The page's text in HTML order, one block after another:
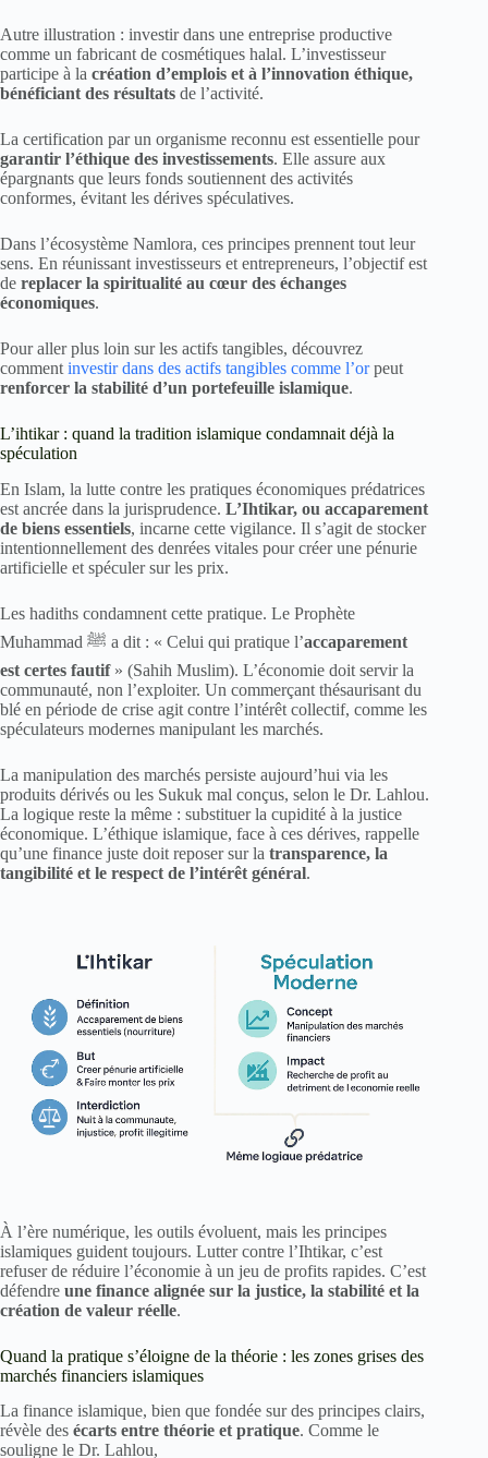
Autre illustration : investir dans une entreprise productive
comme un fabricant de cosmétiques halal. L’investisseur
participe à la création d’emplois et à l’innovation éthique,
bénéficiant des résultats de l’activité.
La certification par un organisme reconnu est essentielle pour
garantir l’éthique des investissements. Elle assure aux
épargnants que leurs fonds soutiennent des activités
conformes, évitant les dérives spéculatives.
Dans l’écosystème Namlora, ces principes prennent tout leur
sens. En réunissant investisseurs et entrepreneurs, l’objectif est
de replacer la spiritualité au cœur des échanges
économiques.
Pour aller plus loin sur les actifs tangibles, découvrez
comment investir dans des actifs tangibles comme l’orpeut
renforcer la stabilité d’un portefeuille islamique.
L’ihtikar : quand la tradition islamique condamnait déjà la
spéculation
En Islam, la lutte contre les pratiques économiques prédatrices
est ancrée dans la jurisprudence. L’Ihtikar, ou accaparement
de biens essentiels, incarne cette vigilance. Il s’agit de stocker
intentionnellement des denrées vitales pour créer une pénurie
artificielle et spéculer sur les prix.
Les hadiths condamnent cette pratique. Le Prophète
Muhammad ﷺ a dit : « Celui qui pratique l’accaparement
est certes fautif» (Sahih Muslim). L’économie doit servir la
communauté, non l’exploiter. Un commerçant thésaurisant du
blé en période de crise agit contre l’intérêt collectif, comme les
spéculateurs modernes manipulant les marchés.
La manipulation des marchés persiste aujourd’hui via les
produits dérivés ou les Sukuk mal conçus, selon le Dr. Lahlou.
La logique reste la même : substituer la cupidité à la justice
économique. L’éthique islamique, face à ces dérives, rappelle
qu’une finance juste doit reposer sur la transparence, la
tangibilité et le respect de l’intérêt général.
À l’ère numérique, les outils évoluent, mais les principes
islamiques guident toujours. Lutter contre l’Ihtikar, c’est
refuser de réduire l’économie à un jeu de profits rapides. C’est
défendre une finance alignée sur la justice, la stabilité et la
création de valeur réelle.
Quand la pratique s’éloigne de la théorie : les zones grises des
marchés financiers islamiques
La finance islamique, bien que fondée sur des principes clairs,
révèle des écarts entre théorie et pratique. Comme le
souligne le Dr. Lahlou,